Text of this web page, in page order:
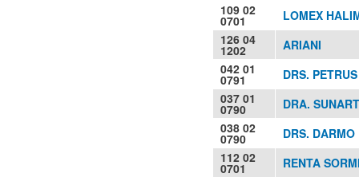
109 02
0701
LOMEX
126 04
1202
ARIANI
042 01
0791
DRS.
037 01
0790
DRA.
038 02
0790
DRS. DARMO
112 02
0701
RENTA